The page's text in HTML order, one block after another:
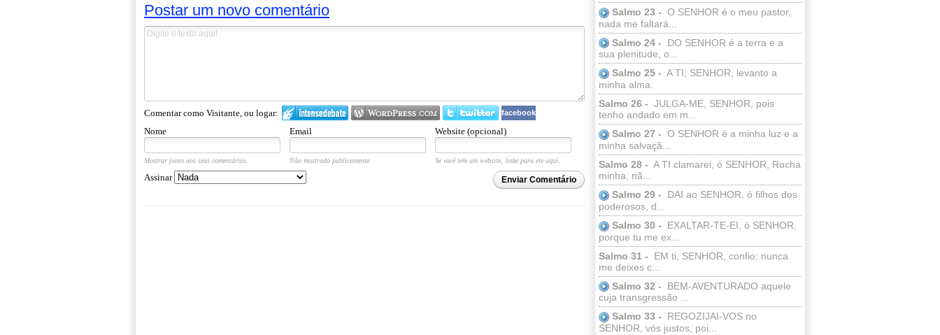
Salmo 23 - O SENHOR é o meu pastor,
nada me faltará...
Salmo 24 -
DO SENHOR é a terra e a
sua plenitude, o...
Salmo 25 - A TI, SENHOR, levanto a
minha alma.
Salmo 26 - JULGA-ME, SENHOR, pois
tenho andado em m...
Salmo 27 - O SENHOR é a minha luz e a
minha salvaçã...
Salmo 28 - A TI clamarei, ó SENHOR, Rocha
minha; nã...
Salmo 29 -
DAI ao SENHOR, ó filhos dos
poderosos, d...
Salmo 30 -
EXALTAR-TE-EI, ó SENHOR,
porque tu me ex...
Salmo 31 -
EM ti, SENHOR, confio; nunca
me deixes c...
Salmo 32 -
BEM-AVENTURADO aquele
cuja transgressão ...
Salmo 33 -
REGOZIJAI-VOS no
SENHOR, vós justos, poi...
Postar um novo comentário
Comentar como Visitante, ou logar: facebook
Nome Email Website (opcional)
Mostrar junto aos seus comentários. Não mostrado publicamente. Se você tem um website, linke para ele aqui.
Enviar Comentário
Assinar